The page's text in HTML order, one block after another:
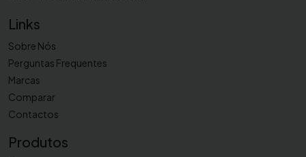
Links
Sobre Nós
Perguntas Frequentes
Marcas
Comparar
Contactos
Produtos